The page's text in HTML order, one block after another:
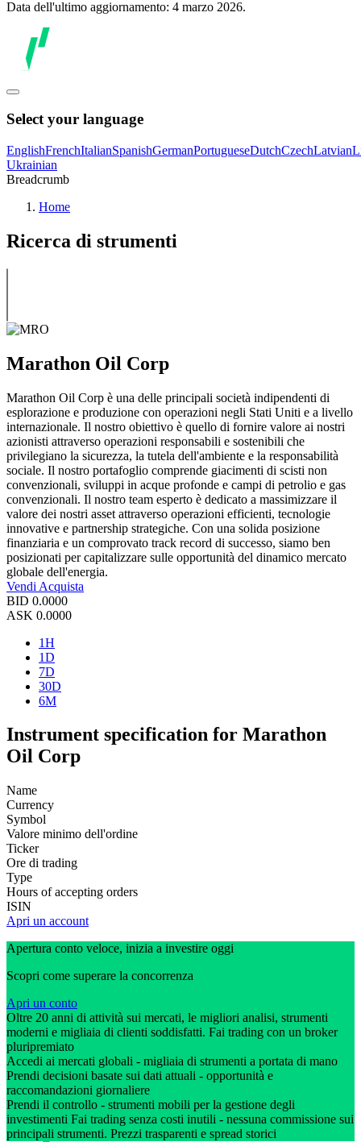
Data dell'ultimo aggiornamento: 4 marzo 2026.
Select your language
EnglishFrenchItalianSpanishGermanPortugueseDutchCzechLatvian
Ukrainian
Breadcrumb
Home
Ricerca di strumenti
Marathon Oil Corp
Marathon Oil Corp è una delle principali società indipendenti di
esplorazione e produzione con operazioni negli Stati Uniti e a livello
internazionale. Il nostro obiettivo è quello di fornire valore ai nostri
azionisti attraverso operazioni responsabili e sostenibili che
privilegiano la sicurezza, la tutela dell'ambiente e la responsabilità
sociale. Il nostro portafoglio comprende giacimenti di scisti non
convenzionali, sviluppi in acque profonde e campi di petrolio e gas
convenzionali. Il nostro team esperto è dedicato a massimizzare il
valore dei nostri asset attraverso operazioni efficienti, tecnologie
innovative e partnership strategiche. Con una solida posizione
finanziaria e un comprovato track record di successo, siamo ben
posizionati per capitalizzare sulle opportunità del dinamico mercato
globale dell'energia.
Vendi Acquista
BID 0.0000
ASK 0.0000
1H
1D
7D
30D
6M
Instrument specification for Marathon
Oil Corp
Name
Currency
Symbol
Valore minimo dell'ordine
Ticker
Ore di trading
Type
Hours of accepting orders
ISIN
Apri un account
Apertura conto veloce, inizia a investire oggi
Scopri come superare la concorrenza
Apri un conto
Oltre 20 anni di attività sui mercati, le migliori analisi, strumenti
moderni e migliaia di clienti soddisfatti. Fai trading con un broker
pluripremiato
Accedi ai mercati globali - migliaia di strumenti a portata di mano
Prendi decisioni basate sui dati attuali - opportunità e
raccomandazioni giornaliere
Prendi il controllo - strumenti mobili per la gestione degli
investimenti Fai trading senza costi inutili - nessuna commissione sui
principali strumenti. Prezzi trasparenti e spread storici